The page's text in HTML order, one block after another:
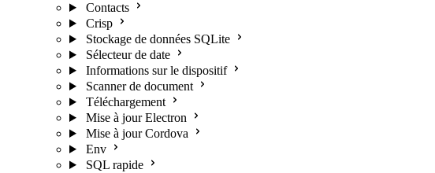
Contacts
Crisp
Stockage de données SQLite
Sélecteur de date
Informations sur le dispositif
Scanner de document
Téléchargement
Mise à jour Electron
Mise à jour Cordova
Env
SQL rapide